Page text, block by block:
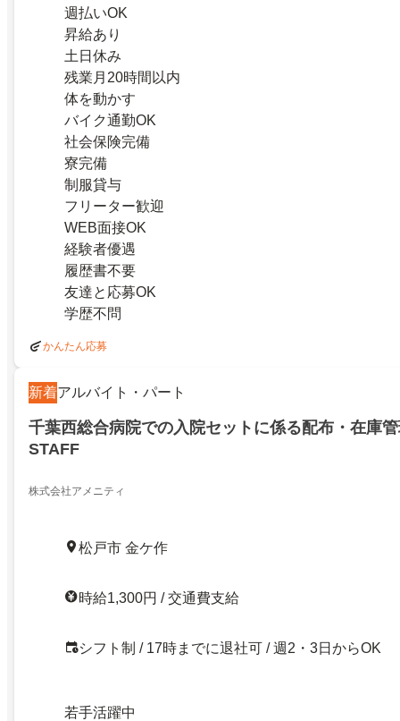
週払いOK
昇給あり
土日休み
残業月20時間以内
体を動かす
バイク通勤OK
社会保険完備
寮完備
制服貸与
フリーター歓迎
WEB面接OK
経験者優遇
履歴書不要
友達と応募OK
学歴不問
かんたん応募
新着アルバイト・パート
千葉西総合病院での入院セットに係る配布・在庫
STAFF
株式会社アメニティ
松戸市 金ケ作
時給1,300円 / 交通費支給
シフト制 / 17時までに退社可 / 週2・3日からOK
若手活躍中